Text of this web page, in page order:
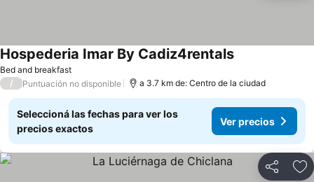
Bed and breakfast
Hospederia Imar By Cadiz4rentalsVer precios
/ Puntuación no disponible a 3.7 km de: Centro de la ciudad
Seleccioná las fechas para ver los
precios exactos
Ver precios
Compartir